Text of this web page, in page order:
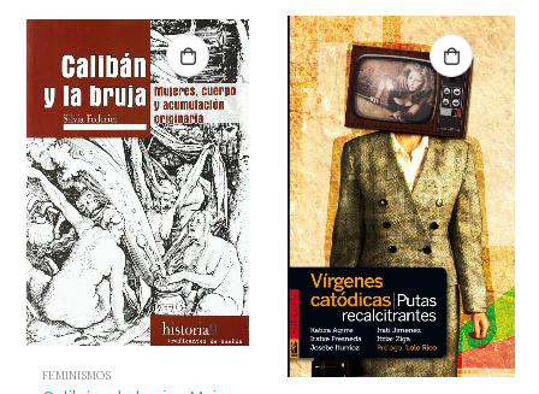
FEMINISMOS